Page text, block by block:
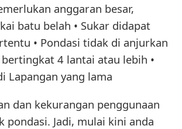
anggaran besar,
batu belah • Sukar didapat
• Pondasi tidak di anjurkan
4 lantai atau lebih •
Lapangan yang lama
dan kekurangan penggunaan
pondasi. Jadi, mulai kini anda